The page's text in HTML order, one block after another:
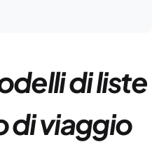
di liste
di viaggio